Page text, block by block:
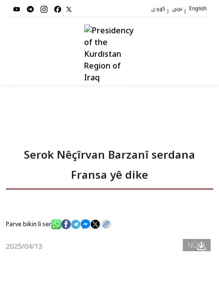
| | English
Cîgirên Serok
Stafê Serokatiyê
Sazî
Nûçe
Serok Nêçîrvan Barzanî serdana
Fransa yê dike
Parve bikin li ser
2025/04/13 NÛÇE